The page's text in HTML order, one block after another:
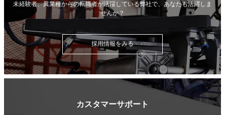
未経験者、異業種からの転職者が活躍している弊社で、 あなたも活躍しま
せんか？
採用情報をみる
カスタマーサポート